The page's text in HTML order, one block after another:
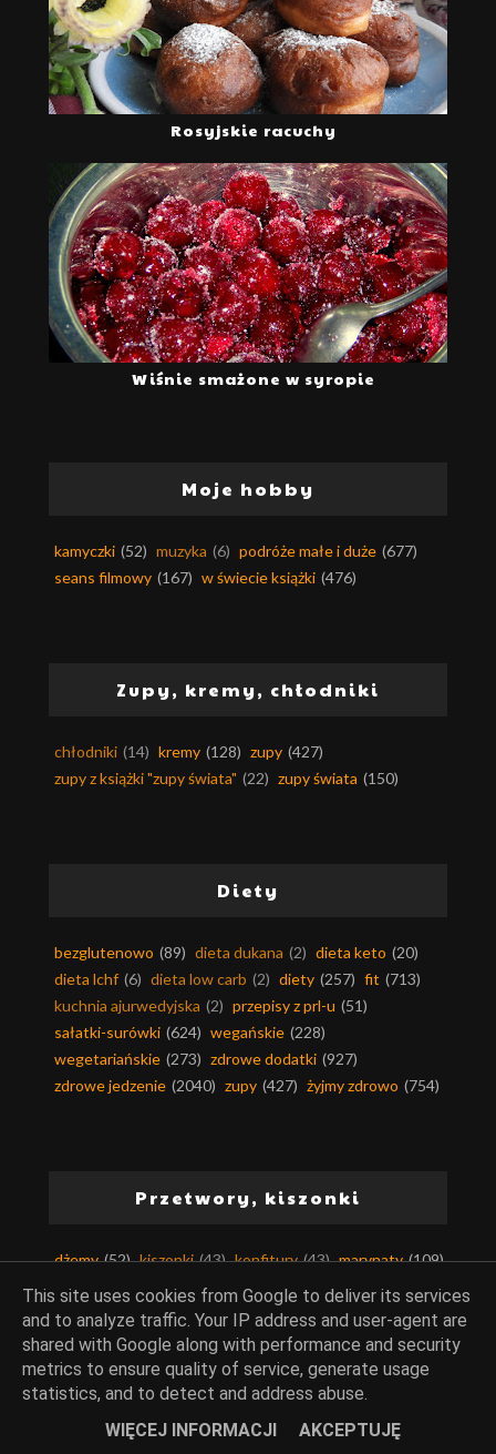
Rosyjskie racuchy
Wiśnie smażone w syropie
Moje hobby
kamyczki (52) muzyka (6) podróże małe i duże (677)
seans filmowy (167) w świecie książki (476)
Zupy, kremy, chłodniki
chłodniki (14) kremy (128) zupy (427)
zupy z książki "zupy świata" (22) zupy świata (150)
Diety
bezglutenowo (89) dieta dukana (2) dieta keto (20)
dieta lchf (6) dieta low carb (2) diety (257) fit (713)
kuchnia ajurwedyjska (2) przepisy z prl-u (51)
sałatki-surówki (624) wegańskie (228)
wegetariańskie (273) zdrowe dodatki (927)
zdrowe jedzenie (2040) zupy (427) żyjmy zdrowo (754)
Przetwory, kiszonki
dżemy (52) kiszonki (43) konfitury (43) marynaty (109)
przetwory
(129) przetwory na zimę (148)
Jaja, sery, nabiał
This site uses cookies from Google to deliver its services
and to analyze traffic. Your IP address and user-agent are
shared with Google along with performance and security
metrics to ensure quality of service, generate usage
statistics, and to detect and address abuse.
WIĘCEJ INFORMACJI
AKCEPTUJĘ